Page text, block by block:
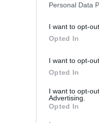
Personal Data
I want to opt-
Opted In
I want to opt-
Opted In
I want to opt-
Advertising.
Opted In
Italia,
unui control de
con Figliaro, unde s-a
ar fi angajat,
lucrători subordonați,
unei legi